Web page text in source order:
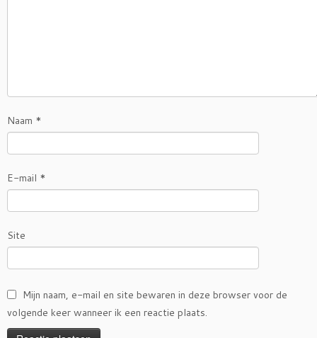
Naam *
E-mail *
Site
Mijn naam, e-mail en site bewaren in deze browser voor de
volgende keer wanneer ik een reactie plaats.